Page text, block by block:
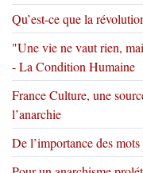
Qu’est-ce que la
"Une vie ne vaut rien,
- La Condition Humaine
France Culture, une
l’anarchie
De l’importance des